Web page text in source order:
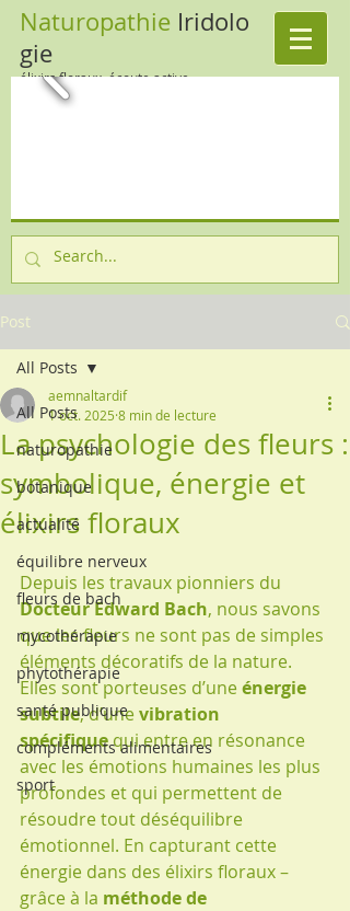
Naturopathie Iridolo
gie
élixirs floraux, écoute active
Post
All Posts
naturopathie
botanique
actualité
équilibre nerveux
fleurs de bach
mycothérapie
phytothérapie
santé publique
compléments alimentaires
sport
All Posts
La psychologie des fleurs :
symbolique, énergie et
élixirs floraux
aemnaltardif
1 oct. 2025 8 min de lecture
Depuis les travaux pionniers du
Docteur Edward Bach, nous savons
que les fleurs ne sont pas de simples
éléments décoratifs de la nature.
Elles sont porteuses d’une énergie
subtile, d’une vibration
spécifique qui entre en résonance
avec les émotions humaines les plus
profondes et qui permettent de
résoudre tout déséquilibre
émotionnel. En capturant cette
énergie dans des élixirs floraux –
grâce à la méthode de